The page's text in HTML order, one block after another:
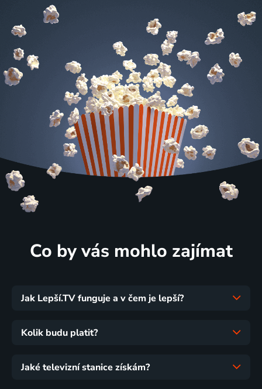
Co by vás mohlo zajímat
Jak Lepší.TV funguje a v čem je lepší?
Kolik budu platit?
Jaké televizní stanice získám?